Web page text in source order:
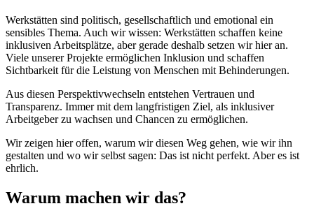
Werkstätten sind politisch, gesellschaftlich und emotional ein
sensibles Thema. Auch wir wissen: Werkstätten schaffen keine
inklusiven Arbeitsplätze, aber gerade deshalb setzen wir hier an.
Viele unserer Projekte ermöglichen Inklusion und schaffen
Sichtbarkeit für die Leistung von Menschen mit Behinderungen.
Aus diesen Perspektivwechseln entstehen Vertrauen und
Transparenz. Immer mit dem langfristigen Ziel, als inklusiver
Arbeitgeber zu wachsen und Chancen zu ermöglichen.
Wir zeigen hier offen, warum wir diesen Weg gehen, wie wir ihn
gestalten und wo wir selbst sagen: Das ist nicht perfekt. Aber es ist
ehrlich.
Warum machen wir das?